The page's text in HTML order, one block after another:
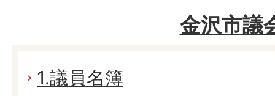
金沢市議
1.議員名簿